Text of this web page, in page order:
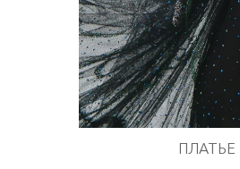
ПЛАТЬЕ